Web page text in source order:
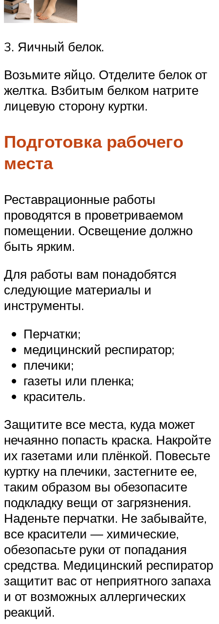
3. Яичный белок.
Возьмите яйцо. Отделите белок от
желтка. Взбитым белком натрите
лицевую сторону куртки.
Подготовка рабочего
места
Реставрационные работы
проводятся в проветриваемом
помещении. Освещение должно
быть ярким.
Для работы вам понадобятся
следующие материалы и
инструменты.
Перчатки;
медицинский респиратор;
плечики;
газеты или пленка;
краситель.
Защитите все места, куда может
нечаянно попасть краска. Накройте
их газетами или плёнкой. Повесьте
куртку на плечики, застегните ее,
таким образом вы обезопасите
подкладку вещи от загрязнения.
Наденьте перчатки. Не забывайте,
все красители — химические,
обезопасьте руки от попадания
средства. Медицинский респиратор
защитит вас от неприятного запаха
и от возможных аллергических
реакций.